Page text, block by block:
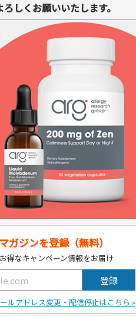
しくお願いいたします。
ガジンを登録（無料）
得なキャンペーン情報をお届け
ルアドレス変更・配信停止はこちら »